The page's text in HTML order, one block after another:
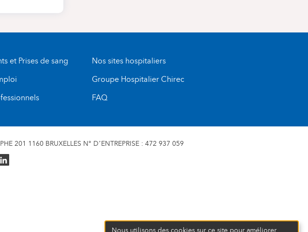
et Prises de sang
Nos sites hospitaliers
Groupe Hospitalier Chirec
FAQ
201 1160 BRUXELLES N° D’ENTREPRISE : 472 937 059
Nous utilisons des cookies sur ce site pour améliorer